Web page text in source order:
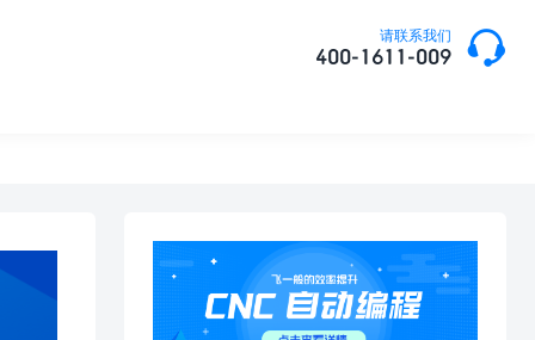
请联系我们
400-1611-009 